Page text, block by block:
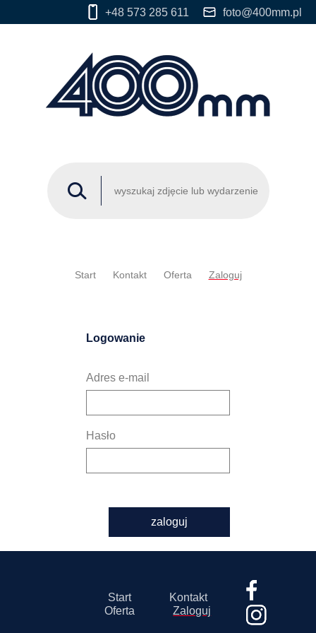
+48 573 285 611 foto@400mm.pl
Start Kontakt Oferta Zaloguj
Logowanie
Adres e-mail
Hasło
zaloguj
Start
Kontakt
Oferta
Zaloguj